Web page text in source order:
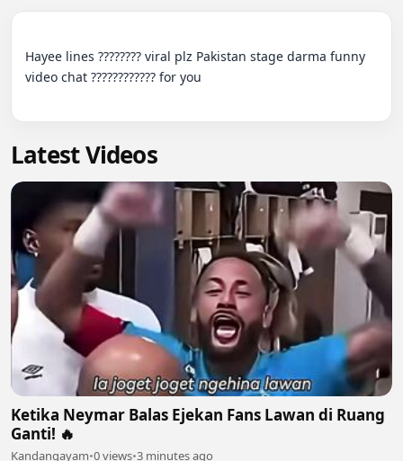
Hayee lines ???????? viral plz Pakistan stage darma funny
video chat ???????????? for you
Latest Videos
Ketika Neymar Balas Ejekan Fans Lawan di Ruang
Ganti! 🔥
Kandangayam•0 views•3 minutes ago